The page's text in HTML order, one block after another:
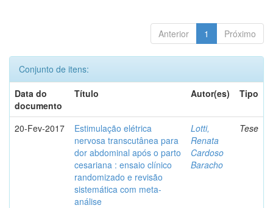
Anterior 1 Próximo
Conjunto de itens:
Data do
documento
Título Autor(es) Tipo
20-Fev-2017
Estimulação elétrica
nervosa transcutânea para
dor abdominal após o parto
cesariana : ensaio clínico
randomizado e revisão
sistemática com meta-
análise
Lotti,
Renata
Cardoso
Baracho
Tese